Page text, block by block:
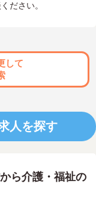
ださい。
して
人を探す
ら介護・福祉の